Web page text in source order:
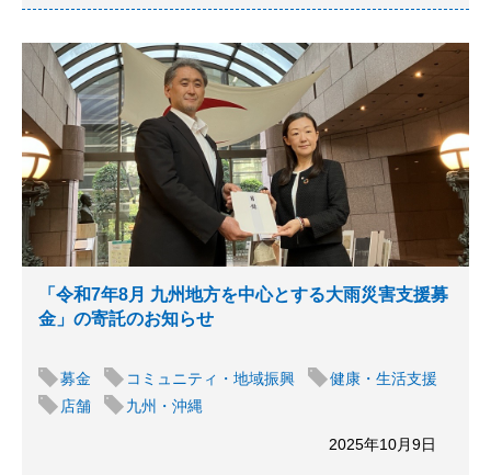
「令和7年8月 九州地方を中心とする大雨災害支援募
金」の寄託のお知らせ
募金 コミュニティ・地域振興
健康・生活支援
店舗
九州・沖縄
2025年10月9日